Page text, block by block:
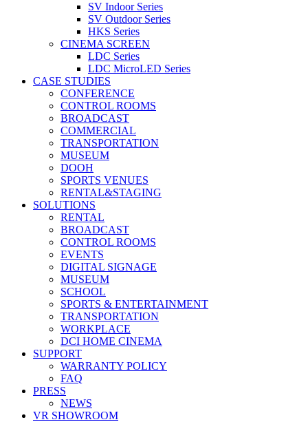
SV Indoor Series
SV Outdoor Series
HKS Series
CINEMA SCREEN
LDC Series
LDC MicroLED Series
CASE STUDIES
CONFERENCE
CONTROL ROOMS
BROADCAST
COMMERCIAL
TRANSPORTATION
MUSEUM
DOOH
SPORTS VENUES
RENTAL&STAGING
SOLUTIONS
RENTAL
BROADCAST
CONTROL ROOMS
EVENTS
DIGITAL SIGNAGE
MUSEUM
SCHOOL
SPORTS & ENTERTAINMENT
TRANSPORTATION
WORKPLACE
DCI HOME CINEMA
SUPPORT
WARRANTY POLICY
FAQ
PRESS
NEWS
VR SHOWROOM